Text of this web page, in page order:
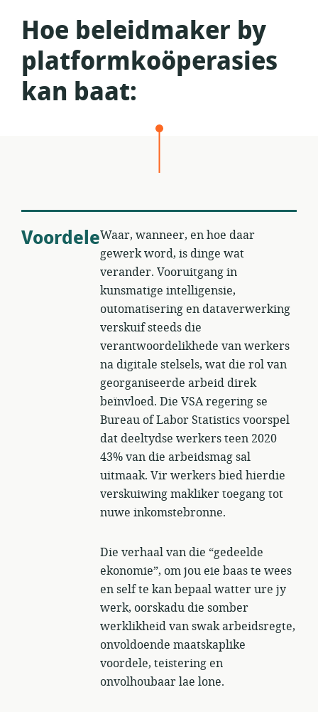
Hoe beleidmaker by
platformkoöperasies
kan baat:
VoordeleWaar, wanneer, en hoe daar
gewerk word, is dinge wat
verander. Vooruitgang in
kunsmatige intelligensie,
outomatisering en dataverwerking
verskuif steeds die
verantwoordelikhede van werkers
na digitale stelsels, wat die rol van
georganiseerde arbeid direk
beïnvloed. Die VSA regering se
Bureau of Labor Statistics voorspel
dat deeltydse werkers teen 2020
43% van die arbeidsmag sal
uitmaak. Vir werkers bied hierdie
verskuiwing makliker toegang tot
nuwe inkomstebronne.
Die verhaal van die “gedeelde
ekonomie”, om jou eie baas te wees
en self te kan bepaal watter ure jy
werk, oorskadu die somber
werklikheid van swak arbeidsregte,
onvoldoende maatskaplike
voordele, teistering en
onvolhoubaar lae lone.